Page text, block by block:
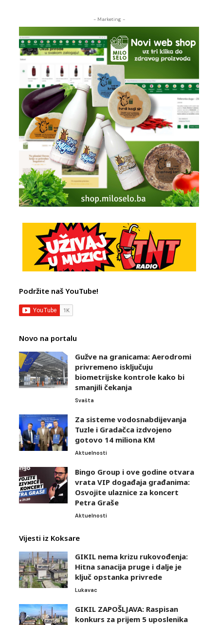
- Marketing -
Podržite naš YouTube!
Novo na portalu
Gužve na granicama: Aerodromi
privremeno isključuju
biometrijske kontrole kako bi
smanjili čekanja
Svašta
Za sisteme vodosnabdijevanja
Tuzle i Gradačca izdvojeno
gotovo 14 miliona KM
Aktuelnosti
Bingo Group i ove godine otvara
vrata VIP događaja građanima:
Osvojite ulaznice za koncert
Petra Graše
Aktuelnosti
Vijesti iz Koksare
GIKIL nema krizu rukovođenja:
Hitna sanacija pruge i dalje je
ključ opstanka privrede
Lukavac
GIKIL ZAPOŠLJAVA: Raspisan
konkurs za prijem 5 uposlenika